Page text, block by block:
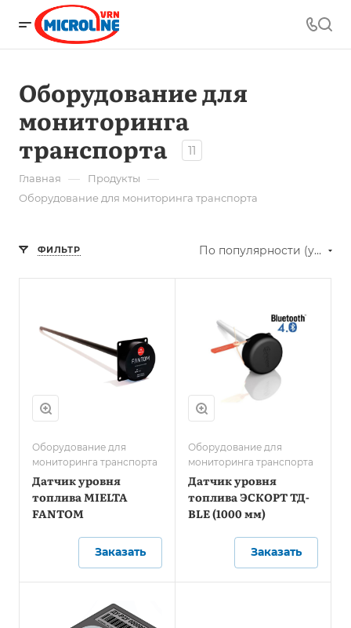
Оборудование для
мониторинга
транспорта
11
Главная — Продукты —
Оборудование для мониторинга транспорта
ФИЛЬТР По популярности (убывание)
Оборудование для
мониторинга транспорта
Датчик уровня
топлива MIELTA
FANTOM
Заказать
Оборудование для
мониторинга транспорта
Датчик уровня
топлива ЭСКОРТ ТД-
BLE (1000 мм)
Заказать